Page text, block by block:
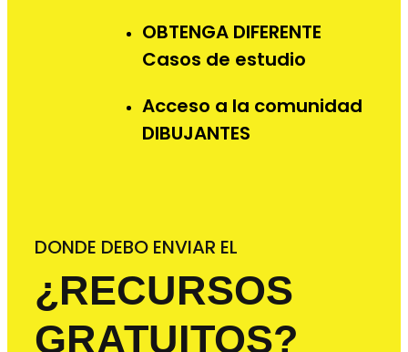
OBTENGA DIFERENTE
Casos de estudio
Acceso a la comunidad
DIBUJANTES
DONDE DEBO ENVIAR EL
¿RECURSOS
GRATUITOS?